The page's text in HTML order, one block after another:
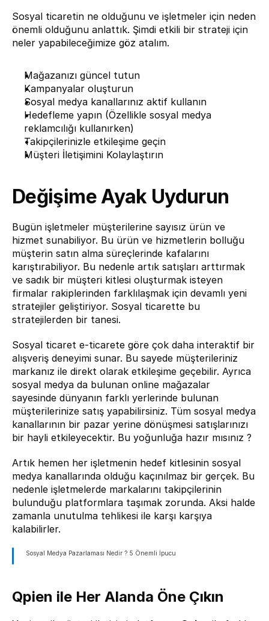
Sosyal ticaretin ne olduğunu ve işletmeler için neden
önemli olduğunu anlattık. Şimdi etkili bir strateji için
neler yapabileceğimize göz atalım.
Mağazanızı güncel tutun
Kampanyalar oluşturun
Sosyal medya kanallarınız aktif kullanın
Hedefleme yapın (Özellikle sosyal medya
reklamcılığı kullanırken)
Takipçilerinizle etkileşime geçin
Müşteri İletişimini Kolaylaştırın
Değişime Ayak Uydurun
Bugün işletmeler müşterilerine sayısız ürün ve
hizmet sunabiliyor. Bu ürün ve hizmetlerin bolluğu
müşterin satın alma süreçlerinde kafalarını
karıştırabiliyor. Bu nedenle artık satışları arttırmak
ve sadık bir müşteri kitlesi oluşturmak isteyen
firmalar rakiplerinden farklılaşmak için devamlı yeni
stratejiler geliştiriyor. Sosyal ticarette bu
stratejilerden bir tanesi.
Sosyal ticaret e-ticarete göre çok daha interaktif bir
alışveriş deneyimi sunar. Bu sayede müşterileriniz
markanız ile direkt olarak etkileşime geçebilir. Ayrıca
sosyal medya da bulunan online mağazalar
sayesinde dünyanın farklı yerlerinde bulunan
müşterilerinize satış yapabilirsiniz. Tüm sosyal medya
kanallarının bir pazar yerine dönüşmesi satışlarınızı
bir hayli etkileyecektir. Bu yoğunluğa hazır mısınız ?
Artık hemen her işletmenin hedef kitlesinin sosyal
medya kanallarında olduğu kaçınılmaz bir gerçek. Bu
nedenle işletmelerde markalarını takipçilerinin
bulunduğu platformlara taşımak zorunda. Aksi halde
zamanla unutulma tehlikesi ile karşı karşıya
kalabilirler.
Sosyal Medya Pazarlaması Nedir ? 5 Önemli İpucu
Qpien ile Her Alanda Öne Çıkın